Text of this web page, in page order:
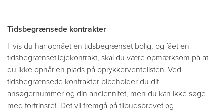
Tidsbegrænsede kontrakter
Hvis du har opnået en tidsbegrænset bolig, og fået en
tidsbegrænset lejekontrakt, skal du være opmærksom på at
du ikke opnår en plads på oprykkerventelisten. Ved
tidsbegrænsede kontrakter bibeholder du dit
ansøgernummer og din anciennitet, men du kan ikke søge
med fortrinsret. Det vil fremgå på tilbudsbrevet og